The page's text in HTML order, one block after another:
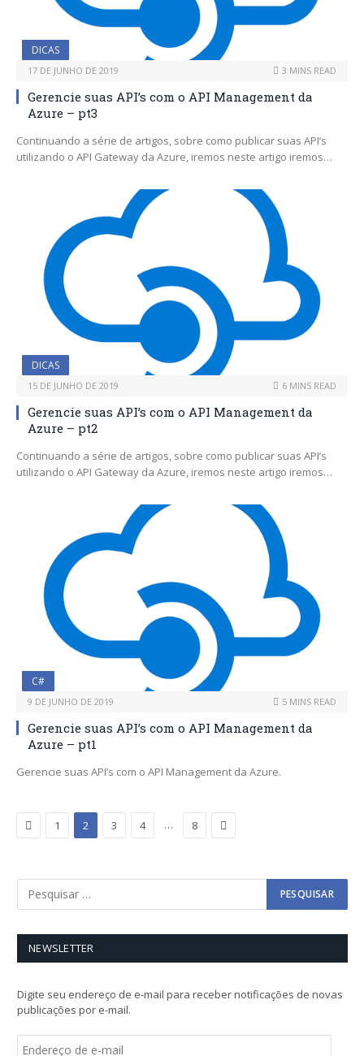
DICAS
17 DE JUNHO DE 2019 3 MINS READ
Gerencie suas API’s com o API Management da
Azure – pt3
Continuando a série de artigos, sobre como publicar suas API’s
utilizando o API Gateway da Azure, iremos neste artigo iremos…
DICAS
15 DE JUNHO DE 2019 6 MINS READ
Gerencie suas API’s com o API Management da
Azure – pt2
Continuando a série de artigos, sobre como publicar suas API’s
utilizando o API Gateway da Azure, iremos neste artigo iremos…
C#
9 DE JUNHO DE 2019 5 MINS READ
Gerencie suas API’s com o API Management da
Azure – pt1
Gerencie suas API’s com o API Management da Azure.
Previous
1 2 3 4 … 8 Next
NEWSLETTER
Digite seu endereço de e-mail para receber notificações de novas
publicações por e-mail.